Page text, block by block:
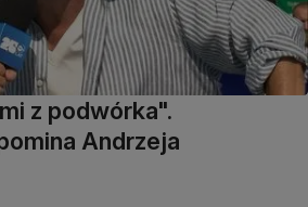
z podwórka".
Andrzeja